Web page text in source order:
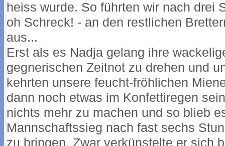
heiss wurde. So führten wir nach drei
oh Schreck! - an den restlichen
aus...
Erst als es Nadja gelang ihre
gegnerischen Zeitnot zu drehen und
kehrten unsere feucht-fröhlichen
dann noch etwas im Konfettiregen
nichts mehr zu machen und so blieb
Mannschaftssieg nach fast sechs
zu bringen. Zwar verkünstelte er sich